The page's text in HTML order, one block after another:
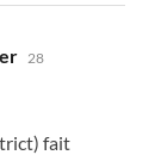
sagt:
28
) fait